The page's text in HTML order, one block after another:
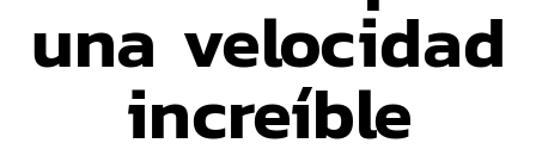
una velocidad
increíble